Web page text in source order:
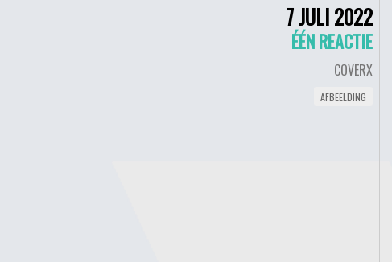
7 JULI 2022
ÉÉN REACTIE
COVERX
AFBEELDING